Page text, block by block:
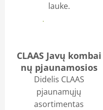
lauke.
Daugiau
CLAAS Javų kombai
nų pjaunamosios
Didelis CLAAS
pjaunamųjų
asortimentas